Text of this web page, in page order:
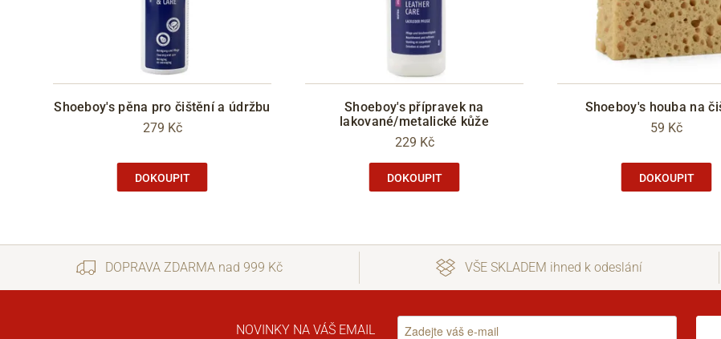
Shoeboy's pěna pro čištění a údržbu
279 Kč
DOKOUPIT
Shoeboy's přípravek na
lakované/metalické kůže
229 Kč
DOKOUPIT
Shoeboy's houba na
59 Kč
DOKOUPIT
DOPRAVA ZDARMA nad 999 Kč VŠE SKLADEM ihned k odeslání
NOVINKY NA VÁŠ EMAIL